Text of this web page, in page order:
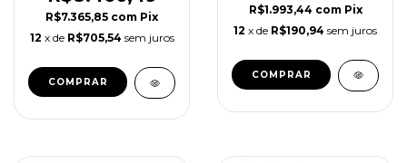
R$7.365,85 com Pix
12 x de R$705,54 sem juros
R$1.993,44 com Pix
12 x de R$190,94 sem juros